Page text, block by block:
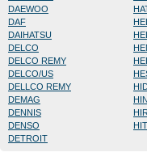
DAEWOO
DAF
DAIHATSU
DELCO
DELCO REMY
DELCO/US
DELLCO REMY
DEMAG
DENNIS
DENSO
DETROIT